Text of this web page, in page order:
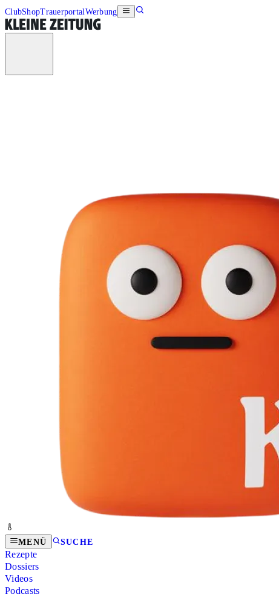
ClubShopTrauerportalWerbung
MENÜ SUCHE
Rezepte
Dossiers
Videos
Podcasts